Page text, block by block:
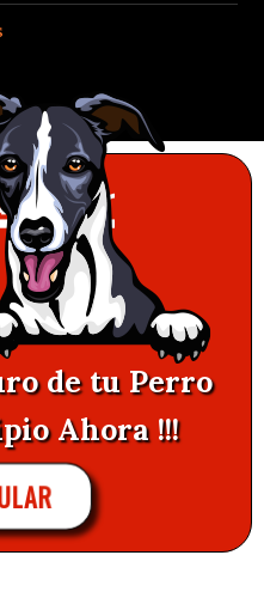
de tu Perro
Ahora !!!